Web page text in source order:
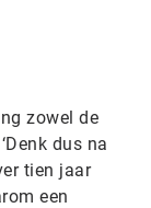
zowel de
dus na
tien jaar
een